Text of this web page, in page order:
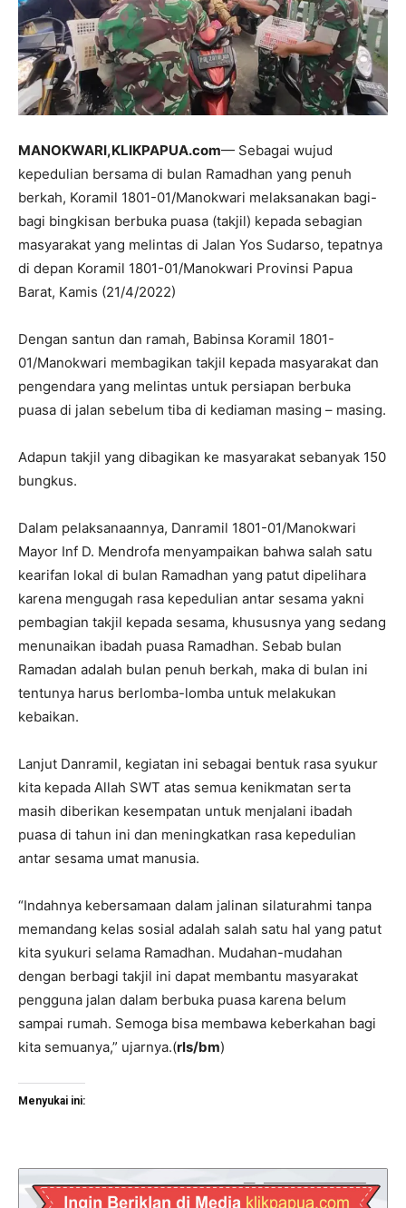
MANOKWARI,KLIKPAPUA.com— Sebagai wujud
kepedulian bersama di bulan Ramadhan yang penuh
berkah, Koramil 1801-01/Manokwari melaksanakan bagi-
bagi bingkisan berbuka puasa (takjil) kepada sebagian
masyarakat yang melintas di Jalan Yos Sudarso, tepatnya
di depan Koramil 1801-01/Manokwari Provinsi Papua
Barat, Kamis (21/4/2022)
Dengan santun dan ramah, Babinsa Koramil 1801-
01/Manokwari membagikan takjil kepada masyarakat dan
pengendara yang melintas untuk persiapan berbuka
puasa di jalan sebelum tiba di kediaman masing – masing.
Adapun takjil yang dibagikan ke masyarakat sebanyak 150
bungkus.
Dalam pelaksanaannya, Danramil 1801-01/Manokwari
Mayor Inf D. Mendrofa menyampaikan bahwa salah satu
kearifan lokal di bulan Ramadhan yang patut dipelihara
karena mengugah rasa kepedulian antar sesama yakni
pembagian takjil kepada sesama, khususnya yang sedang
menunaikan ibadah puasa Ramadhan. Sebab bulan
Ramadan adalah bulan penuh berkah, maka di bulan ini
tentunya harus berlomba-lomba untuk melakukan
kebaikan.
Lanjut Danramil, kegiatan ini sebagai bentuk rasa syukur
kita kepada Allah SWT atas semua kenikmatan serta
masih diberikan kesempatan untuk menjalani ibadah
puasa di tahun ini dan meningkatkan rasa kepedulian
antar sesama umat manusia.
“Indahnya kebersamaan dalam jalinan silaturahmi tanpa
memandang kelas sosial adalah salah satu hal yang patut
kita syukuri selama Ramadhan. Mudahan-mudahan
dengan berbagi takjil ini dapat membantu masyarakat
pengguna jalan dalam berbuka puasa karena belum
sampai rumah. Semoga bisa membawa keberkahan bagi
kita semuanya,” ujarnya.(rls/bm)
Menyukai ini: